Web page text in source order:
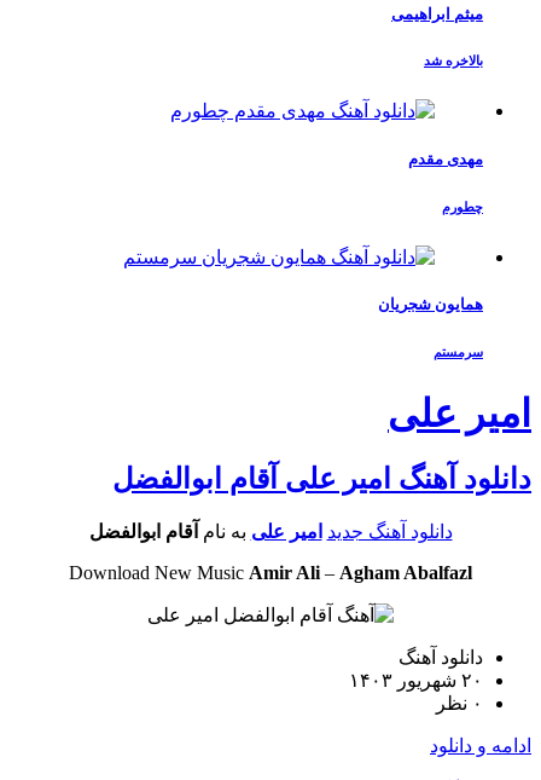
میثم ابراهیمی
بالاخره شد
مهدی مقدم
همایون شجریان
سرمستم
علی
آهنگ امیر علی آقام ابوالفضل
دانلود آهنگ جدید امیر علیبه نام آقام ابوالفضل
Download New Music Amir Ali–Agham Abalfazl
دانلود آهنگ
و دانلود